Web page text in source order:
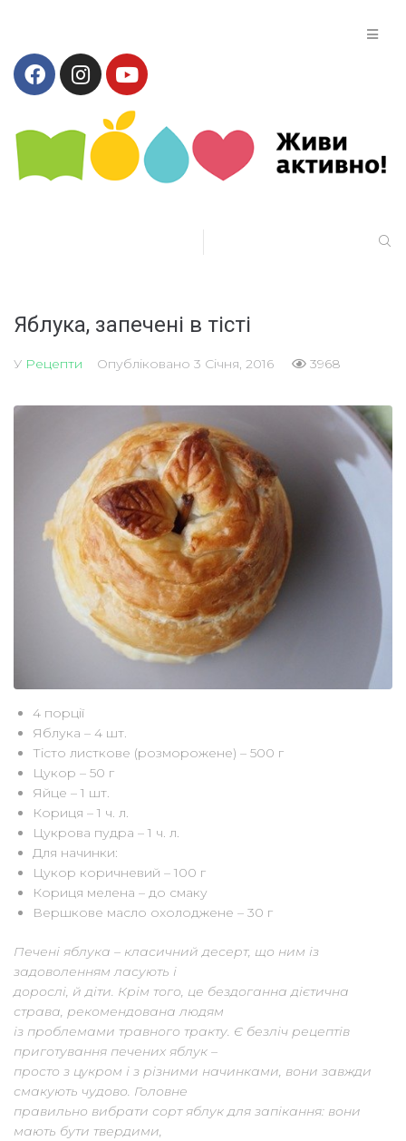
Яблука, запечені в тісті
У Рецепти Опубліковано 3 Січня, 2016 3968
4 порції
Яблука – 4 шт.
Тісто листкове (розморожене) – 500 г
Цукор – 50 г
Яйце – 1 шт.
Кориця – 1 ч. л.
Цукрова пудра – 1 ч. л.
Для начинки:
Цукор коричневий – 100 г
Кориця мелена – до смаку
Вершкове масло охолоджене – 30 г
Печені яблука – класичний десерт, що ним із
задоволенням ласують і
дорослі, й діти. Крім того, це бездоганна дієтична
страва, рекомендована людям
із проблемами травного тракту. Є безліч рецептів
приготування печених яблук –
просто з цукром і з різними начинками, вони завжди
смакують чудово. Головне
правильно вибрати сорт яблук для запікання: вони
мають бути твердими,